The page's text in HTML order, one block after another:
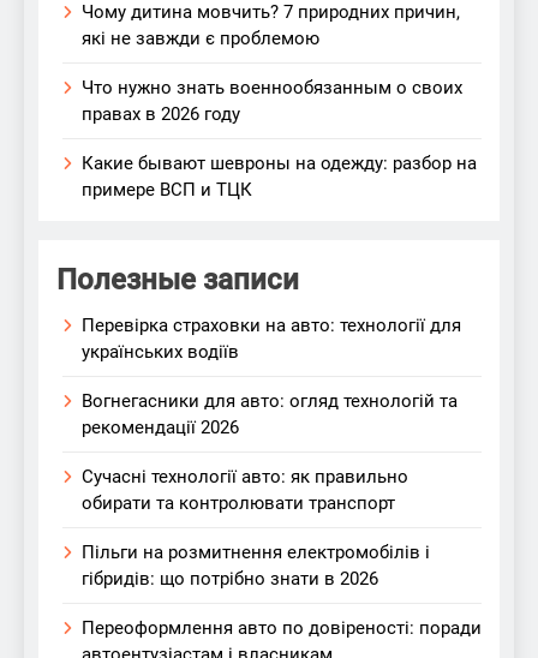
Чому дитина мовчить? 7 природних причин,
які не завжди є проблемою
Что нужно знать военнообязанным о своих
правах в 2026 году
Какие бывают шевроны на одежду: разбор на
примере ВСП и ТЦК
Полезные записи
Перевірка страховки на авто: технології для
українських водіїв
Вогнегасники для авто: огляд технологій та
рекомендації 2026
Сучасні технології авто: як правильно
обирати та контролювати транспорт
Пільги на розмитнення електромобілів і
гібридів: що потрібно знати в 2026
Переоформлення авто по довіреності: поради